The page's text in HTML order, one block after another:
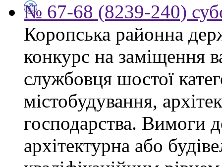
№ 67-68 (8239-240)
Коропська районна
конкурс на заміщення
службовця шостої
містобудування,
господарства. Вимоги
архітектурна або